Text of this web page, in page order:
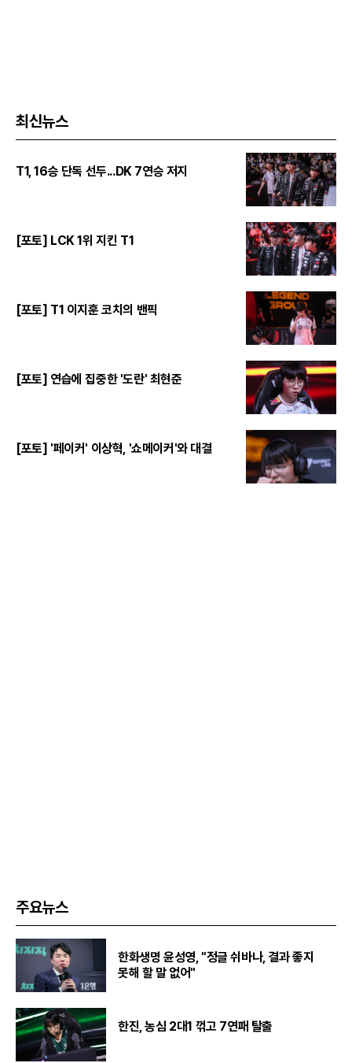
최신뉴스
T1, 16승 단독 선두...DK 7연승 저지
[포토] LCK 1위 지킨 T1
[포토] T1 이지훈 코치의 밴픽
[포토] 연습에 집중한 '도란' 최현준
[포토] '페이커' 이상혁, '쇼메이커'와 대결
주요뉴스
한화생명 윤성영, "정글 쉬바나, 결과 좋지
못해 할 말 없어"
한진, 농심 2대1 꺾고 7연패 탈출